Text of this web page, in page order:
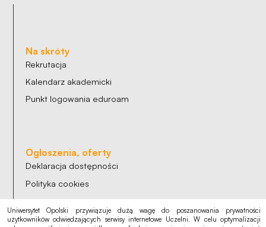
Na skróty
Rekrutacja
Kalendarz akademicki
Punkt logowania eduroam
Ogłoszenia, oferty
Deklaracja dostępności
Polityka cookies
Polityka prywatności
RODO
Uniwersytet Opolski przywiązuje dużą wagę do poszanowania prywatności
użytkowników odwiedzających serwisy internetowe Uczelni. W celu optymalizacji